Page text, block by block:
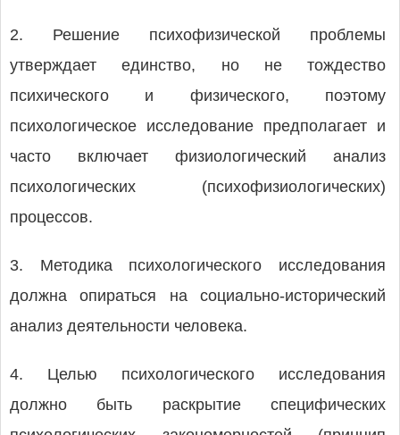
2. Решение психофизической проблемы
утверждает единство, но не тождество
психического и физического, поэтому
психологическое исследование предполагает и
часто включает физиологический анализ
психологических (психофизиологических)
процессов.
3. Методика психологического исследования
должна опираться на социально-исторический
анализ деятельности человека.
4. Целью психологического исследования
должно быть раскрытие специфических